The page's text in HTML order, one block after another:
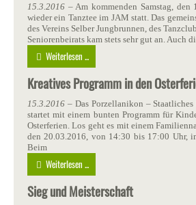
15.3.2016 – Am kommenden Samstag,
wieder ein Tanztee im JAM statt. Das
des Vereins Selber Jungbrunnen, des
Seniorenbeirats kam stets sehr gut an. Auch
Weiterlesen ...
Kreatives Programm in den
15.3.2016 – Das Porzellanikon –
startet mit einem bunten Programm für
Osterferien. Los geht es mit einem
den 20.03.2016, von 14:30 bis 17:00 Uhr,
Beim
Weiterlesen ...
Sieg und Meisterschaft